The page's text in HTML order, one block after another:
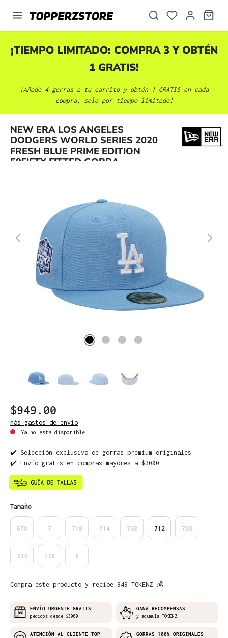
principal
¡TIEMPO LIMITADO: COMPRA 3 Y OBTÉN
1 GRATIS!
¡Añade 4 gorras a tu carrito y obtén 1 GRATIS en cada
compra, solo por tiempo limitado!
NEW ERA LOS ANGELES
DODGERS WORLD SERIES 2020
FRESH BLUE PRIME EDITION
59FIFTY FITTED GORRA
Omitir galería de imágenes
$949.00
más gastos de envío
Ya no está disponible
✔️ Selección exclusiva de gorras premium originales
✔️ Envío gratis en compras mayores a $3000
Seleccione
Tamaño
678 7 718 714 738 712 758
734 778 8
Compra este producto y recibe 949 TOKENZ 💰
ENVÍO URGENTE GRATIS
pedidos desde $3000
GANA RECOMPENSAS
y acumula TOKENZ
ATENCIÓN AL CLIENTE TOP
GORRAS 100% ORIGINALES